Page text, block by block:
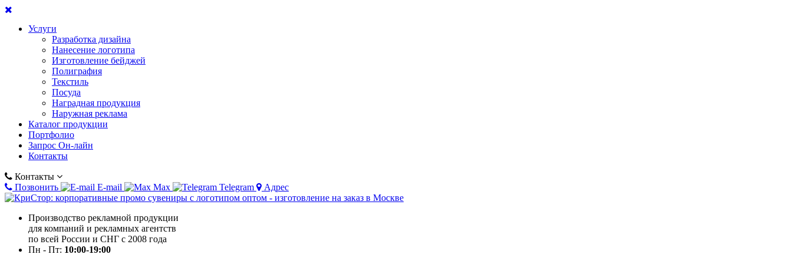
Услуги
Разработка дизайна
Нанесение логотипа
Изготовление бейджей
Полиграфия
Текстиль
Посуда
Наградная продукция
Наружная реклама
Каталог продукции
Портфолио
Запрос Он-лайн
Контакты
Контакты
Позвонить
E-mail Max Telegram Адрес
Производство рекламной продукции
для компаний и рекламных агентств
по всей России и СНГ с 2008 года
Пн - Пт: 10:00-19:00